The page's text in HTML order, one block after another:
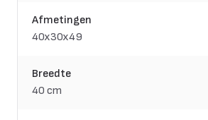
Afmetingen
40x30x49
Breedte
40 cm